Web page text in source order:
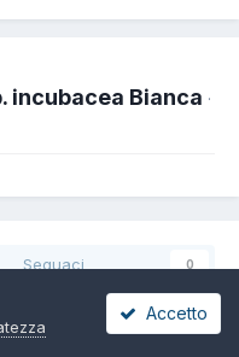
incubacea Bianca ·
Seguaci 0
Accetto